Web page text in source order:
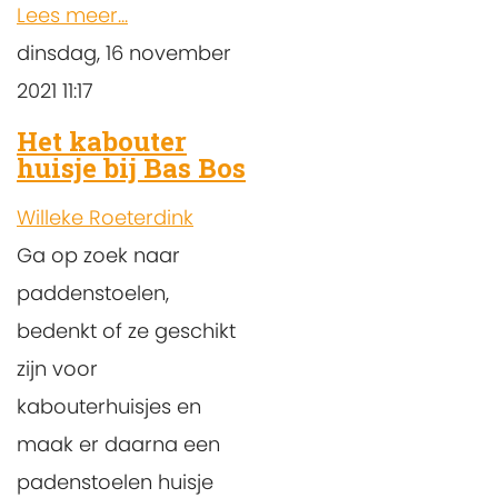
Lees meer...
dinsdag, 16 november
2021 11:17
Het kabouter
huisje bij Bas Bos
Willeke Roeterdink
Ga op zoek naar
paddenstoelen,
bedenkt of ze geschikt
zijn voor
kabouterhuisjes en
maak er daarna een
padenstoelen huisje